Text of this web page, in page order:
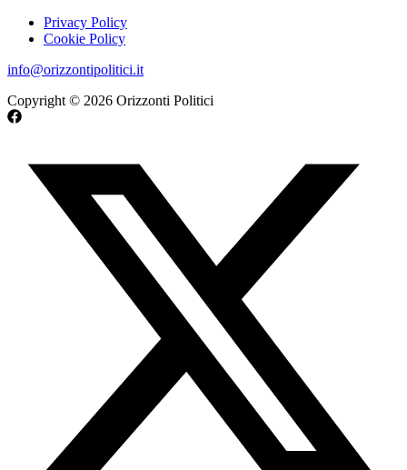
Privacy Policy
Cookie Policy
info@orizzontipolitici.it
Copyright © 2026 Orizzonti Politici